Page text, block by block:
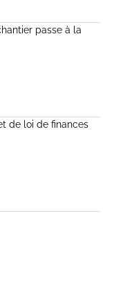
passe à la
de loi de finances